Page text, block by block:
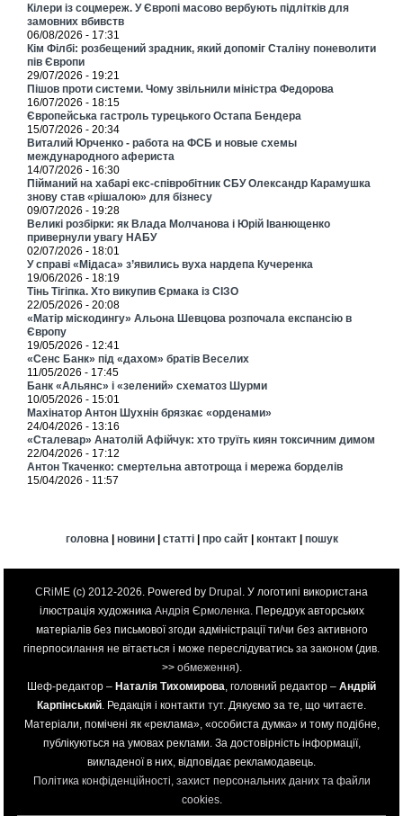
Кілери із соцмереж. У Європі масово вербують підлітків для
замовних вбивств
06/08/2026 - 17:31
Кім Філбі: розбещений зрадник, який допоміг Сталіну поневолити
пів Європи
29/07/2026 - 19:21
Пішов проти системи. Чому звільнили міністра Федорова
16/07/2026 - 18:15
Європейська гастроль турецького Остапа Бендера
15/07/2026 - 20:34
Виталий Юрченко - работа на ФСБ и новые схемы
международного афериста
14/07/2026 - 16:30
Пійманий на хабарі екс-співробітник СБУ Олександр Карамушка
знову став «рішалою» для бізнесу
09/07/2026 - 19:28
Великі розбірки: як Влада Молчанова і Юрій Іванющенко
привернули увагу НАБУ
02/07/2026 - 18:01
У справі «Мідаса» з’явились вуха нардепа Кучеренка
19/06/2026 - 18:19
Тінь Тігіпка. Хто викупив Єрмака із СІЗО
22/05/2026 - 20:08
«Матір міскодингу» Альона Шевцова розпочала експансію в
Європу
19/05/2026 - 12:41
«Сенс Банк» під «дахом» братів Веселих
11/05/2026 - 17:45
Банк «Альянс» і «зелений» схематоз Шурми
10/05/2026 - 15:01
Махінатор Антон Шухнін брязкає «орденами»
24/04/2026 - 13:16
«Сталевар» Анатолій Афійчук: хто труїть киян токсичним димом
22/04/2026 - 17:12
Антон Ткаченко: смертельна автотроща і мережа борделів
15/04/2026 - 11:57
головна| новини| статті| про сайт| контакт| пошук
CRiME (c) 2012-2026. Powered by Drupal. У логотипі використана
ілюстрація художника Андрія Єрмоленка. Передрук авторських
матеріалів без письмової згоди адміністрації ти/чи без активного
гіперпосилання не вітається і може переслідуватись за законом (див.
>> обмеження).
Шеф-редактор – Наталія Тихомирова, головний редактор – Андрій
Карпінський. Редакція і контакти тут. Дякуємо за те, що читаєте.
Матеріали, помічені як «реклама», «особиста думка» и тому подібне,
публікуються на умовах реклами. За достовірність інформації,
викладеної в них, відповідає рекламодавець.
Політика конфіденційності, захист персональних даних та файли
cookies.